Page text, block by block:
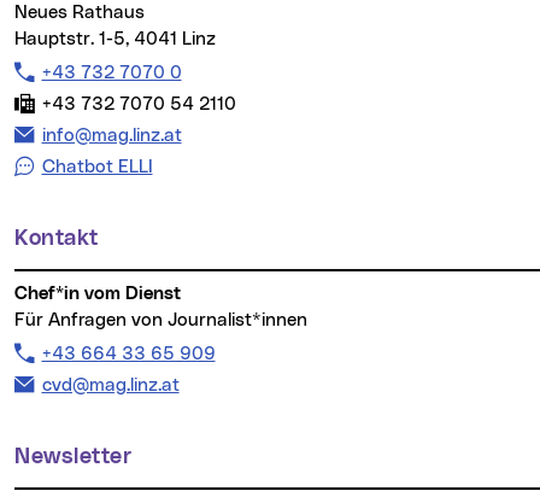
Neues Rathaus
Hauptstr. 1-5, 4041 Linz
Telefon:
+43 732 7070 0
Fax:
+43 732 7070 54 2110
E-Mail Adresse:
info@mag.linz.at
Chatbot ELLI
Kontakt
Chef*in vom Dienst
Für Anfragen von Journalist*innen
Telefon:
+43 664 33 65 909
E-Mail Adresse:
cvd@mag.linz.at
Newsletter